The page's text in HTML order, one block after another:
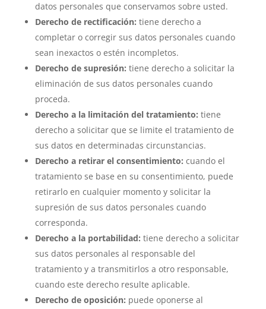
datos personales que conservamos sobre usted.
Derecho de rectificación: tiene derecho a
completar o corregir sus datos personales cuando
sean inexactos o estén incompletos.
Derecho de supresión: tiene derecho a solicitar la
eliminación de sus datos personales cuando
proceda.
Derecho a la limitación del tratamiento: tiene
derecho a solicitar que se limite el tratamiento de
sus datos en determinadas circunstancias.
Derecho a retirar el consentimiento: cuando el
tratamiento se base en su consentimiento, puede
retirarlo en cualquier momento y solicitar la
supresión de sus datos personales cuando
corresponda.
Derecho a la portabilidad: tiene derecho a solicitar
sus datos personales al responsable del
tratamiento y a transmitirlos a otro responsable,
cuando este derecho resulte aplicable.
Derecho de oposición: puede oponerse al